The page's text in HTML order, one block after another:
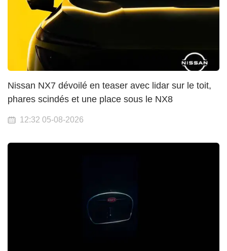
Nissan NX7 dévoilé en teaser avec lidar sur le toit,
phares scindés et une place sous le NX8
12:32 05-08-2026